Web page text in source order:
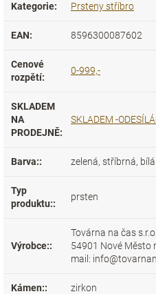
Kategorie: Prsteny stříbro
EAN: 8596300087602
Cenové
rozpětí:
0-999,-
SKLADEM
NA
PRODEJNĚ:
SKLADEM -
Barva:: zelená, stříbrná, bílá
Typ
produktu::
prsten
Výrobce::
Továrna na čas
54901 Nové Město
mail:
Kámen:: zirkon